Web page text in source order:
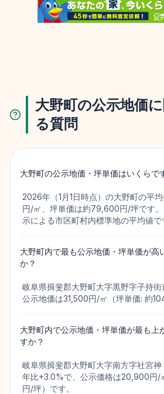
大野町の公示地価
る質問
大野町の公示地価・坪単価はいくらで
2026年（1月1日時点）の大野町の平
円/㎡、坪単価は約79,600円/坪です
示による市区町村内標準地の平均値で
大野町内で最も公示地価・坪単価が高
か？
岐阜県揖斐郡大野町大字黒野字子持街
公示地価は31,500円/㎡（坪単価: 約
大野町内で公示地価・坪単価が最も上
すか？
岐阜県揖斐郡大野町大字南方字社宮
年比+3.0%で、公示価格は20,900円/
円/坪）です。